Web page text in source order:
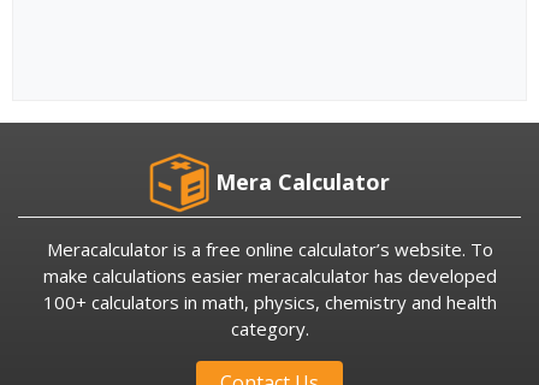
Mera Calculator
Meracalculator is a free online calculator’s website. To
make calculations easier meracalculator has developed
100+ calculators in math, physics, chemistry and health
category.